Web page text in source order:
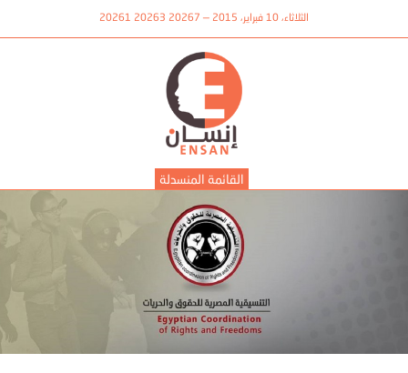
الثلاثاء، 10 فبراير، 2015 — 20267 20263 20261
القائمة المنسدلة